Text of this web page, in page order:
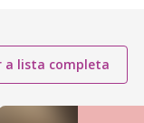
a lista completa